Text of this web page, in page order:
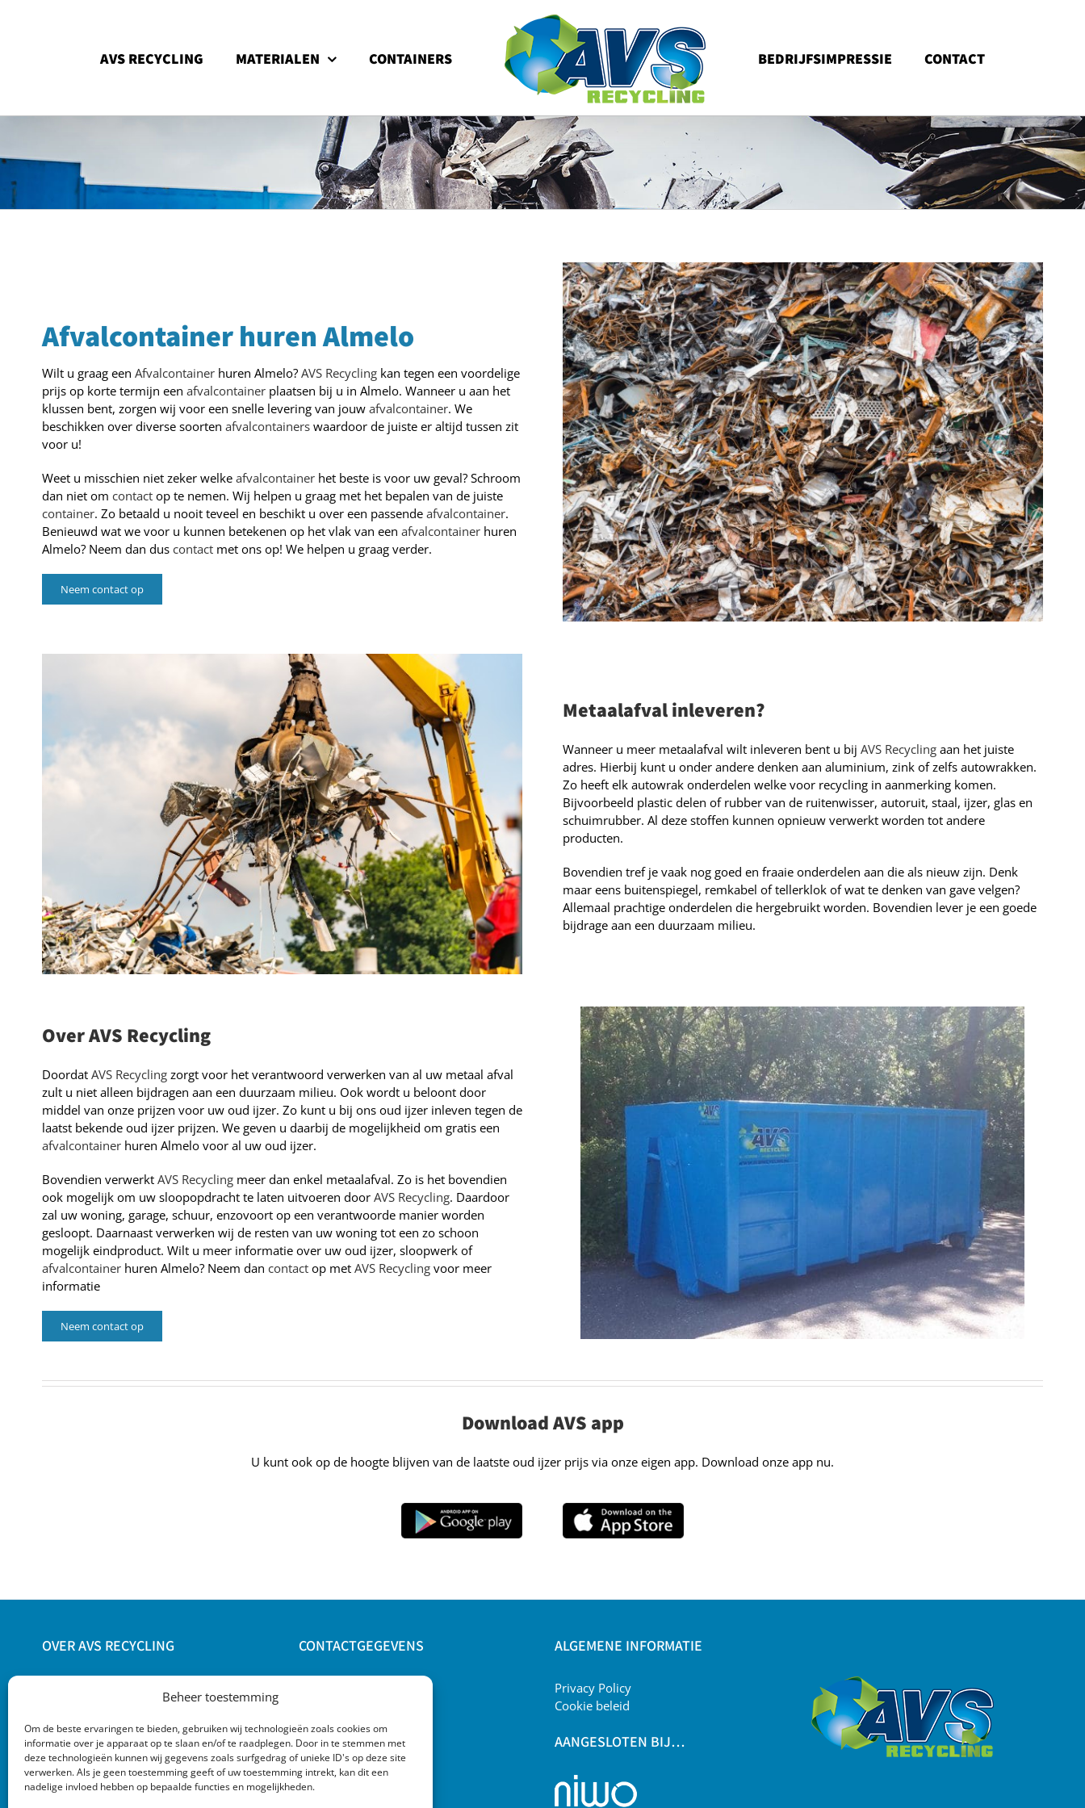
Beheer toestemming
Om de beste ervaringen te bieden, gebruiken wij technologieën zoals cookies om
informatie over je apparaat op te slaan en/of te raadplegen. Door in te stemmen met
deze technologieën kunnen wij gegevens zoals surfgedrag of unieke ID's op deze site
verwerken. Als je geen toestemming geeft of uw toestemming intrekt, kan dit een
nadelige invloed hebben op bepaalde functies en mogelijkheden.
AVS RECYCLING MATERIALEN CONTAINERS BEDRIJFSIMPRESSIE CONTACT
Afvalcontainer huren Almelo
Wilt u graag een Afvalcontainer huren Almelo? AVS Recycling kan tegen een voordelige
prijs op korte termijn een afvalcontainer plaatsen bij u in Almelo. Wanneer u aan het
klussen bent, zorgen wij voor een snelle levering van jouw afvalcontainer. We
beschikken over diverse soorten afvalcontainers waardoor de juiste er altijd tussen zit
voor u!
Weet u misschien niet zeker welke afvalcontainer het beste is voor uw geval? Schroom
dan niet om contact op te nemen. Wij helpen u graag met het bepalen van de juiste
container. Zo betaald u nooit teveel en beschikt u over een passende afvalcontainer.
Benieuwd wat we voor u kunnen betekenen op het vlak van een afvalcontainer huren
Almelo? Neem dan dus contact met ons op! We helpen u graag verder.
Neem contact op
Metaalafval inleveren?
Wanneer u meer metaalafval wilt inleveren bent u bij AVS Recyclingaan het juiste
adres. Hierbij kunt u onder andere denken aan aluminium, zink of zelfs autowrakken.
Zo heeft elk autowrak onderdelen welke voor recycling in aanmerking komen.
Bijvoorbeeld plastic delen of rubber van de ruitenwisser, autoruit, staal, ijzer, glas en
schuimrubber. Al deze stoffen kunnen opnieuw verwerkt worden tot andere
producten.
Bovendien tref je vaak nog goed en fraaie onderdelen aan die als nieuw zijn. Denk
maar eens buitenspiegel, remkabel of tellerklok of wat te denken van gave velgen?
Allemaal prachtige onderdelen die hergebruikt worden. Bovendien lever je een goede
bijdrage aan een duurzaam milieu.
Over AVS Recycling
Doordat AVS Recycling zorgt voor het verantwoord verwerken van al uw metaal afval
zult u niet alleen bijdragen aan een duurzaam milieu. Ook wordt u beloont door
middel van onze prijzen voor uw oud ijzer. Zo kunt u bij ons oud ijzer inleven tegen de
laatst bekende oud ijzer prijzen. We geven u daarbij de mogelijkheid om gratis een
afvalcontainer huren Almelo voor al uw oud ijzer.
Bovendien verwerkt AVS Recycling meer dan enkel metaalafval. Zo is het bovendien
ook mogelijk om uw sloopopdracht te laten uitvoeren door AVS Recycling. Daardoor
zal uw woning, garage, schuur, enzovoort op een verantwoorde manier worden
gesloopt. Daarnaast verwerken wij de resten van uw woning tot een zo schoon
mogelijk eindproduct. Wilt u meer informatie over uw oud ijzer, sloopwerk of
afvalcontainer huren Almelo? Neem dan contact op met AVS Recycling voor meer
informatie
Neem contact op
Download AVS app
U kunt ook op de hoogte blijven van de laatste oud ijzer prijs via onze eigen app. Download onze app nu.
OVER AVS RECYCLING
AVS Recycling houdt zich bezig met
recycling en handel in oud ijzer en
metaalafvallen. Wij staan voor scherpe
prijzen, goede logistieke afwikkeling en
voor eerlijke, klantgerichte service.
Meer over ons…
CONTACTGEGEVENS
7442 CH Nijverdal
M:+ 316-12198086
E:info@avsrecycling.nl
ALGEMENE INFORMATIE
Privacy Policy
Cookie beleid
AANGESLOTEN BIJ…